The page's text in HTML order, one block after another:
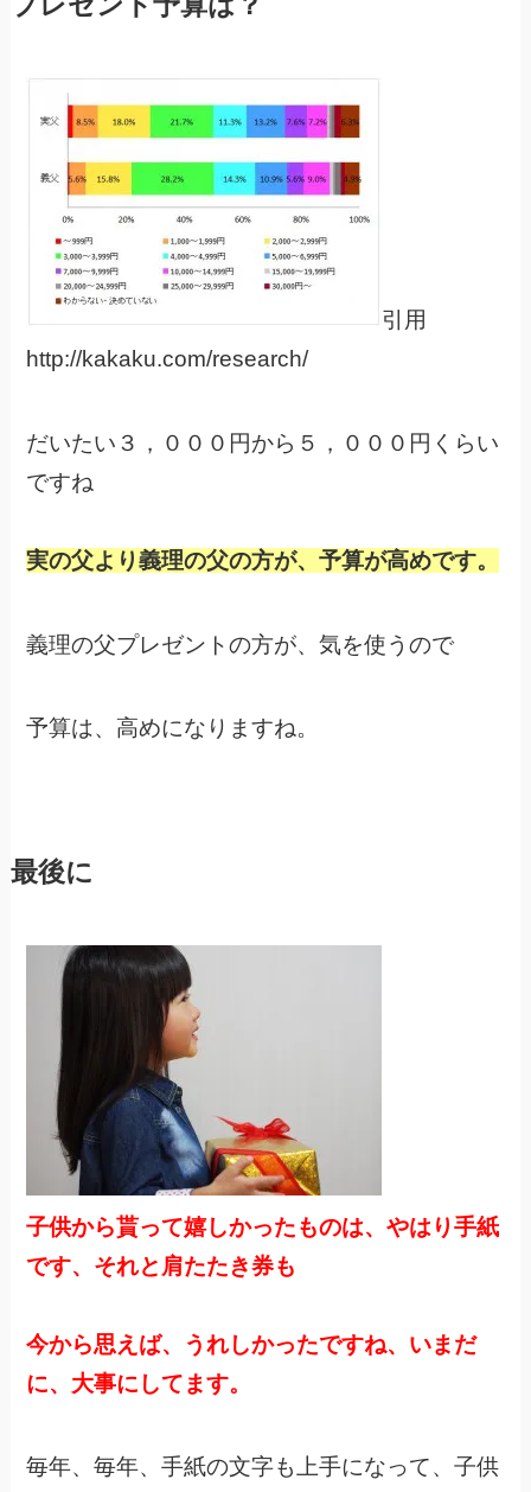
引用
http://kakaku.com/research/
だいたい３，０００円から５，０００円くらい
ですね
実の父より義理の父の方が、予算が高めです。
義理の父プレゼントの方が、気を使うので
予算は、高めになりますね。
最後に
子供から貰って嬉しかったものは、やはり手紙
です、それと肩たたき券も
今から思えば、うれしかったですね、いまだ
に、大事にしてます。
毎年、毎年、手紙の文字も上手になって、子供